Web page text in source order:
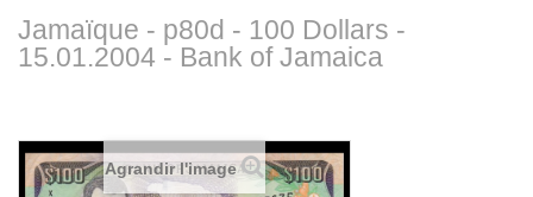
Jamaïque - p80d - 100 Dollars -
15.01.2004 - Bank of Jamaica
Agrandir l'image